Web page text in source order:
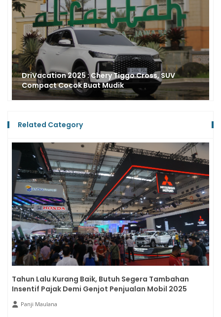
Komparasi Daihatsu Rocky e-Smart Hybrid vs
Chery Tiggo Cross CSH, Siapa Paling irit Bahan
Bakar?
Related Category
Tahun Lalu Kurang Baik, Butuh Segera Tambahan
Insentif Pajak Demi Genjot Penjualan Mobil 2025
Panji Maulana